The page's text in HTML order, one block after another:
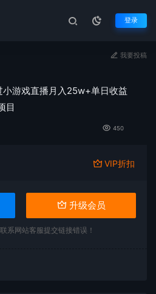
登录
我要投稿
游戏直播月入25w+单日收益
目
450
VIP折扣
升级会员
系网站客服提交链接错误！